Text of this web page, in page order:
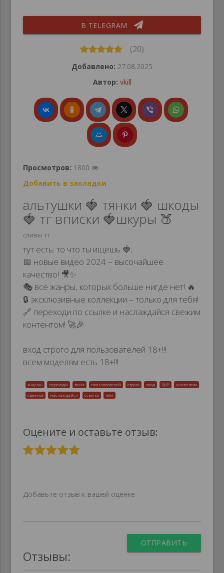
В TELEGRAM
(20)
Добавлено: 27.08.2025
Автор: vkill
Просмотров: 1800
Добавить в закладки
альтушки 🍓 тянки 🍓 шкоды
🍓 тг вписки 🍓шкуры 🍑
сливы тг
тут есть: то что ты ищешь 🍓;
📅 новые видео 2024 – высочайшее
качество! 🎥✨
🎭 все жанры, которых больше нигде нет! 🔥
🔒 эксклюзивные коллекции – только для тебя!
🔗 переходи по ссылке и наслаждайся свежим
контентом! 🚀🎉
вход строго для пользователей 18+!!!
всем моделям есть 18+!!!
ищешь переходи всем пользователей строго вход 🚀🎉
контентом
свежим
наслаждайся ссылке тебя
Оцените и оставьте отзыв:
Добавьте отзыв к вашей оценке
ОТПРАВИТЬ
Отзывы: